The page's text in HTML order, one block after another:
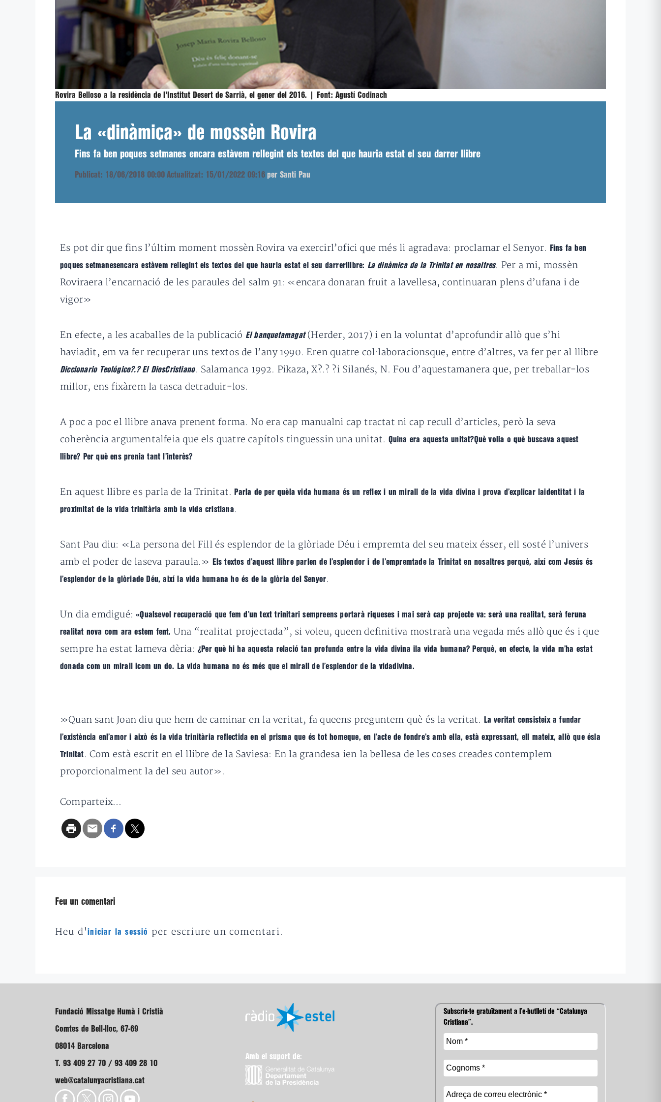
Rovira Belloso a la residència de l'Institut Desert de Sarrià, el gener del 2016. | Font: Agustí Codinach
La «dinàmica» de mossèn Rovira
Fins fa ben poques setmanes encara estàvem rellegint els textos del que hauria estat el seu darrer llibre
Publicat: 18/06/2018 00:00 Actualitzat: 15/01/2022 09:16 per Santi Pau
Es pot dir que fins l’últim moment mossèn Rovira va exercirl’ofici que més li agradava: proclamar el Senyor. Fins fa ben
poques setmanesencara estàvem rellegint els textos del que hauria estat el seu darrerllibre: La dinàmica de la Trinitat en nosaltres. Per a mi, mossèn
Roviraera l’encarnació de les paraules del salm 91: «encara donaran fruit a lavellesa, continuaran plens d’ufana i de
vigor»
En efecte, a les acaballes de la publicació El banquetamagat(Herder, 2017) i en la voluntat d’aprofundir allò que s’hi
haviadit, em va fer recuperar uns textos de l’any 1990. Eren quatre col·laboracionsque, entre d’altres, va fer per al llibre
Diccionario Teológico?.? El DiosCristiano. Salamanca 1992. Pikaza, X?.? ?i Silanés, N. Fou d’aquestamanera que, per treballar-los
millor, ens fixàrem la tasca detraduir-los.
A poc a poc el llibre anava prenent forma. No era cap manualni cap tractat ni cap recull d’articles, però la seva
coherència argumentalfeia que els quatre capítols tinguessin una unitat. Quina era aquesta unitat?Què volia o què buscava aquest
llibre? Per què ens prenia tant l’interès?
En aquest llibre es parla de la Trinitat.Parla de per quèla vida humana és un reflex i un mirall de la vida divina i prova d’explicar laidentitat i la
proximitat de la vida trinitària amb la vida cristiana .
Sant Pau diu: «La persona del Fill és esplendor de la glòriade Déu i empremta del seu mateix ésser, ell sosté l’univers
amb el poder de laseva paraula.»
Els textos d’aquest llibre parlen de l’esplendor i de l’empremtade la Trinitat en nosaltres perquè, així com Jesús és
l’esplendor de la glòriade Déu, així la vida humana ho és de la glòria del Senyor.
Un dia emdigué:«Qualsevol recuperació que fem d’un text trinitari sempreens portarà riqueses i mai serà cap projecte va: serà una realitat, serà feruna
realitat nova com ara estem fent. Una “realitat projectada”, si voleu, queen definitiva mostrarà una vegada més allò que és i que
sempre ha estat lameva dèria: ¿Per què hi ha aquesta relació tan profunda entre la vida divina ila vida humana? Perquè, en efecte, la vida m’ha estat
donada com un mirall icom un do. La vida humana no és més que el mirall de l’esplendor de la vidadivina.
»Quan sant Joan diu que hem de caminar en la veritat, fa queens preguntem què és la veritat. La veritat consisteix a fundar
l’existència enl’amor i això és la vida trinitària reflectida en el prisma que és tot homeque, en l’acte de fondre’s amb ella, està expressant, ell mateix, allò que ésla
Trinitat . Com està escrit en el llibre de la Saviesa: En la grandesa ien la bellesa de les coses creades contemplem
proporcionalment la del seu autor».
Comparteix...
Feu un comentari
Heu d'iniciar la sessió per escriure un comentari.
Fundació Missatge Humà i Cristià
Comtes de Bell-lloc, 67-69
08014 Barcelona
T. 93 409 27 70 / 93 409 28 10
web@catalunyacristiana.cat
Amb el suport de:
Subscriu-te gratuïtament a l’e-butlletí de “Catalunya
Cristiana”.